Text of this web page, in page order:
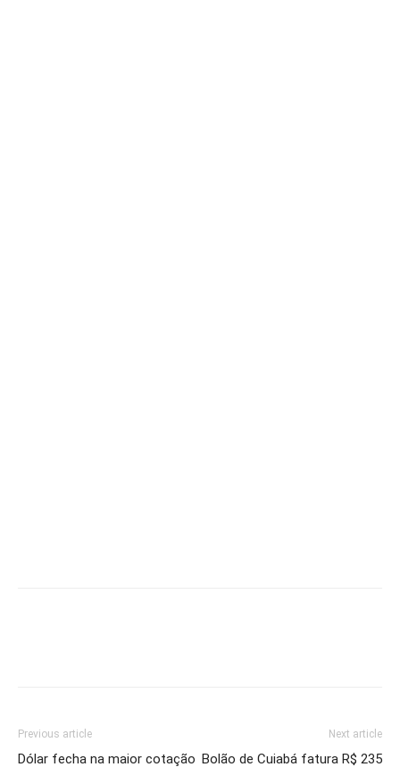
Previous article
Dólar fecha na maior cotação
Next article
Bolão de Cuiabá fatura R$ 235